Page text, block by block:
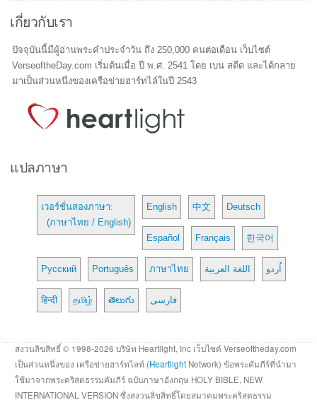
เกี่ยวกับเรา
ปัจจุบันนี้มีผู้อ่านพระคำประจำวัน ถึง 250,000 คนต่อเดือน เว็บไซต์
VerseoftheDay.com เริ่มต้นเมื่อ ปี พ.ศ. 2541 โดย เบน สตีด และได้กลาย
มาเป็นส่วนหนึ่งของเครือข่ายฮาร์ทไล์ในปี 2543
แปลภาษา
เวอร์ชั่นสองภาษา:
(ภาษาไทย / English)
English 中文 Deutsch
Español Français 한국어
Русский Português ภาษาไทย اللغة العربية اُردو
हिन्दी தமிழ் తెలుగు فارسی
สงวนลิขสิทธิ์ © 1998-2026 บริษัท Heartlight, Inc เว็บไซต์ Verseoftheday.com
เป็นส่วนหนึ่งของ เครือข่ายฮาร์ทไลท์ (Heartlight Network) ข้อพระคัมภีร์ที่นำมา
ใช้มาจากพระคริสตธรรมคัมภีร์ ฉบับภาษาอังกฤษ HOLY BIBLE, NEW
INTERNATIONAL VERSION ซึ่งสงวนลิขสิทธิ์โดยสมาคมพระคริสตธรรม